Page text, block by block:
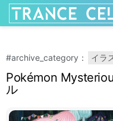
#archive_category： イラ
Pokémon
ル